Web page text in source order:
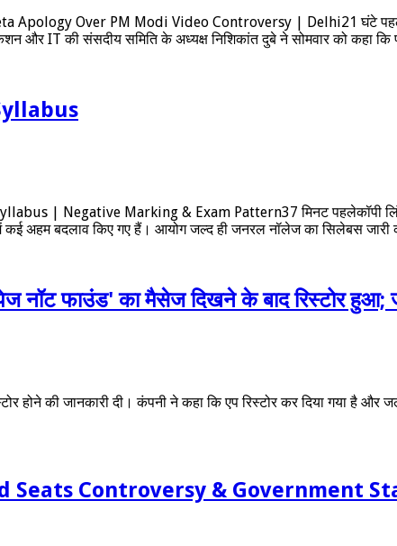
Over PM Modi Video Controversy | Delhi21 घंटे पहलेकॉपी
और IT की संसदीय समिति के अध्यक्ष निशिकांत दुबे ने सोमवार को कहा कि
| Negative Marking & Exam Pattern37 मिनट पहलेकॉपी
में कई अहम बदलाव किए गए हैं। आयोग जल्द ही जनरल नॉलेज का सिलेबस
नॉट फाउंड' का मैसेज दिखने के बाद रिस्टोर हुआ;
होने की जानकारी दी। कंपनी ने कहा कि एप रिस्टोर कर दिया गया है
Seats Controversy & Government